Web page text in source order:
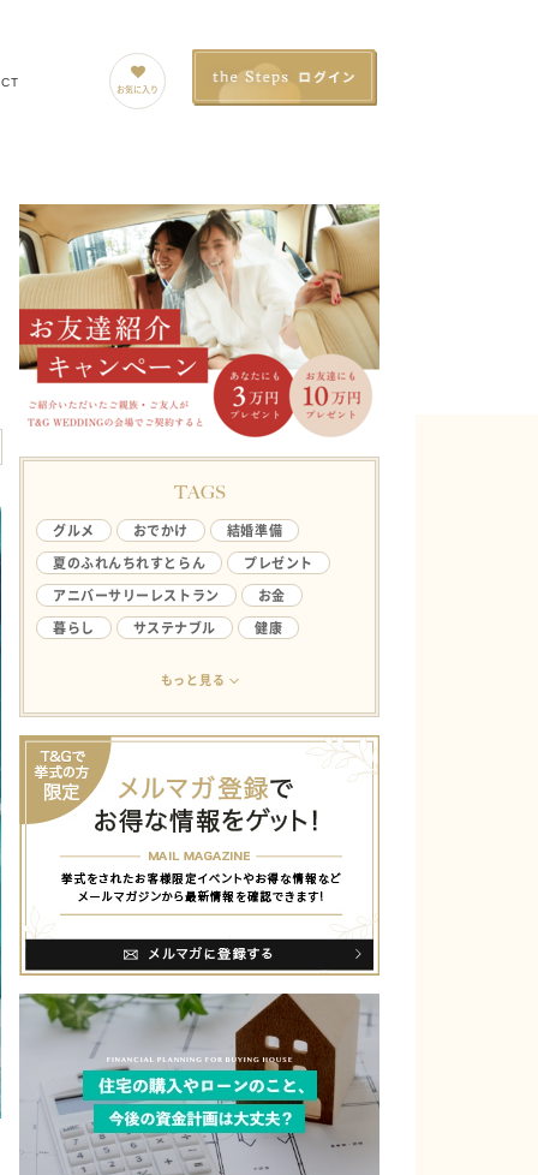
お気に入り
TAGS
グルメ おでかけ
結婚準備
夏のふれんちれすとらん
プレゼント
アニバーサリーレストラン
お金
暮らし
サステナブル
健康
もっと見る